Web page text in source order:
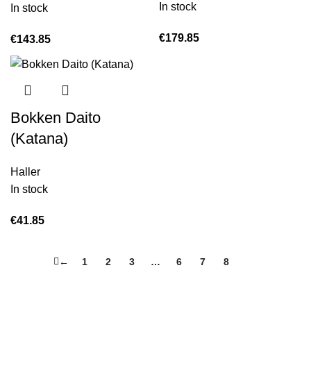
In stock
€143.85
In stock
€179.85
Bokken Daito
(Katana)
Haller
In stock
€41.85
← 1 2 3 … 6 7 8